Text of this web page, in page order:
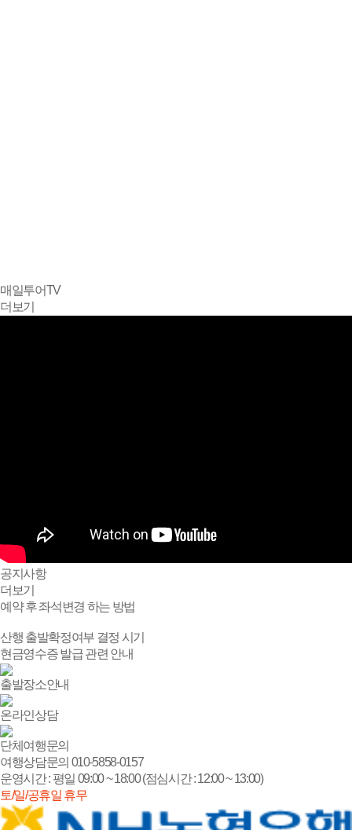
매일투어TV
더보기
공지 사항
더보기
예약 후 좌석변경 하는 방법
산행 출발확정여부 결정 시기
현금영수증 발급 관련 안내
출발장소안내
온라인상담
단체여행문의
여행상담문의 010-5858-0157
운영시간 : 평일 09:00 ~ 18:00 (점심시간 : 12:00 ~ 13:00)
토/일/공휴일 휴무